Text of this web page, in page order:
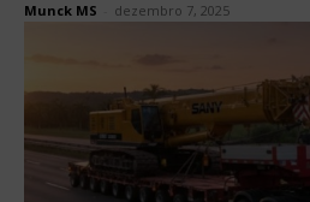
Munck MS dezembro 7, 2025